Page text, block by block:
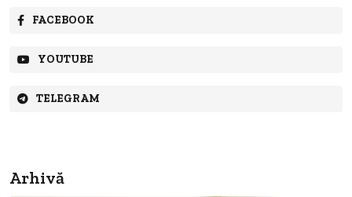
FACEBOOK
YOUTUBE
TELEGRAM
Arhivă